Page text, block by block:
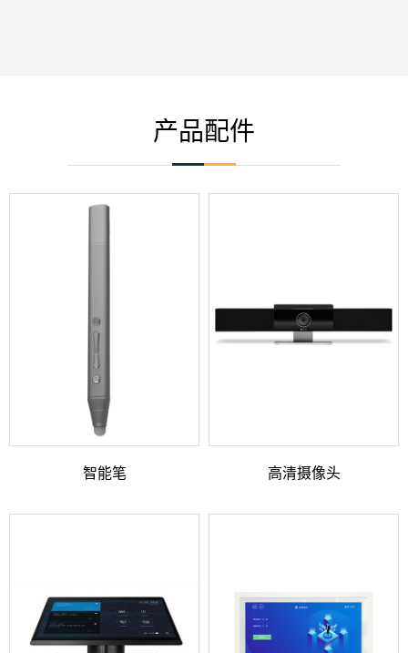
产品配件
智能笔 高清摄像头